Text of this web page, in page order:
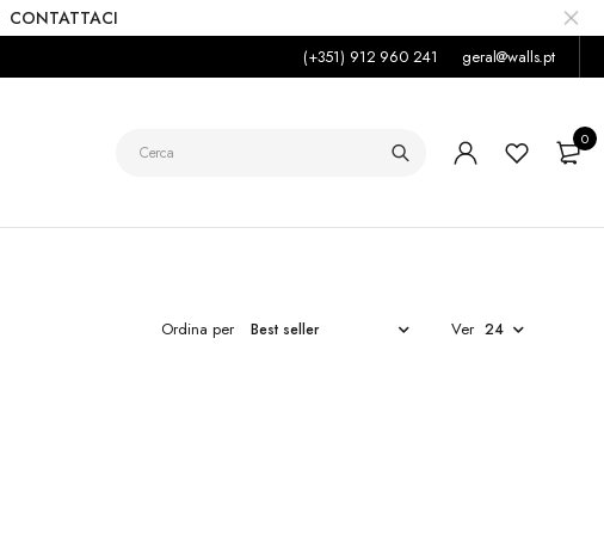
CONTATTACI
(+351) 912 960 241 geral@walls.pt
0
Ordina per Ver